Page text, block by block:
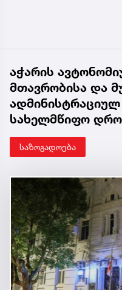
აჭარის
მთავრობისა და
ადმინისტრაციულ
სახელმწიფო
საზოგადოება